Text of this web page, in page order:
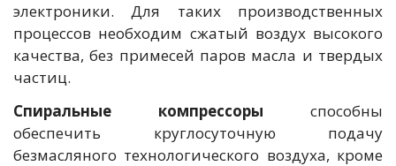
электроники. Для таких производственных
процессов необходим сжатый воздух высокого
качества, без примесей паров масла и твердых
частиц.
Спиральные компрессоры способны
обеспечить круглосуточную подачу
безмасляного технологического воздуха, кроме